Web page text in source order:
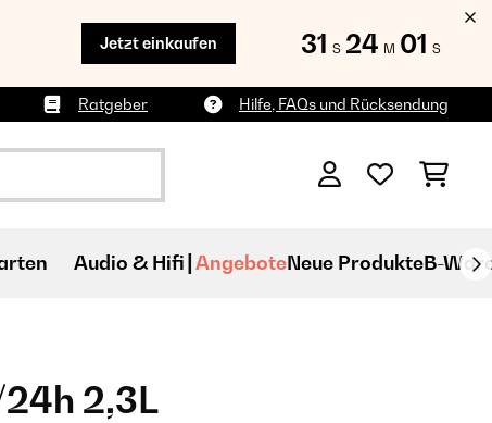
Jetzt einkaufen 31 S 23 M 59 S
Ratgeber Hilfe, FAQs und Rücksendung
Audio & Hifi AngeboteNeue ProdukteB-
2,3L